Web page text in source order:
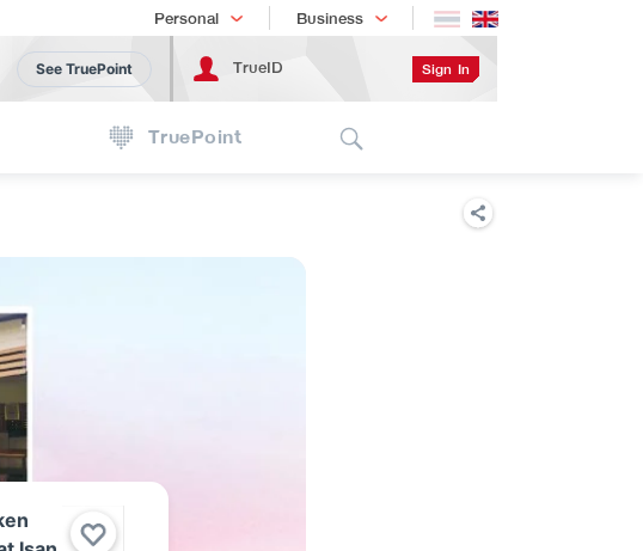
Personal
Shopping Business
เทรนด์เทคโนโลยี
See TruePoint TrueID Sign In
TruePoint